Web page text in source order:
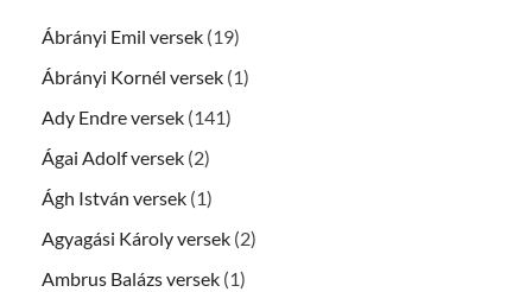
Ábrányi Emil versek (19)
Ábrányi Kornél versek (1)
Ady Endre versek (141)
Ágai Adolf versek (2)
Ágh István versek (1)
Agyagási Károly versek (2)
Ambrus Balázs versek (1)